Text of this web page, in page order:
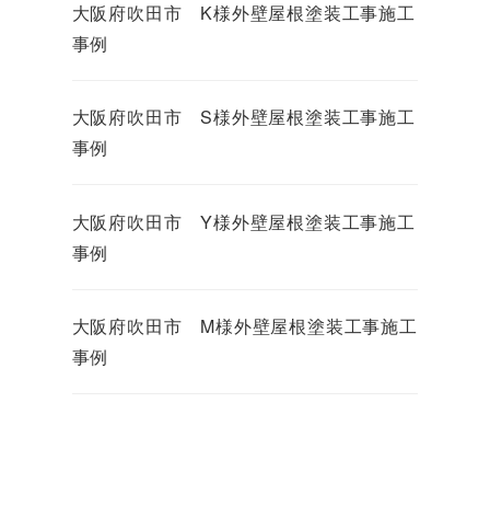
大阪府吹田市 K様外壁屋根塗装工事施工
事例
大阪府吹田市 S様外壁屋根塗装工事施工
事例
大阪府吹田市 Y様外壁屋根塗装工事施工
事例
大阪府吹田市 M様外壁屋根塗装工事施工
事例